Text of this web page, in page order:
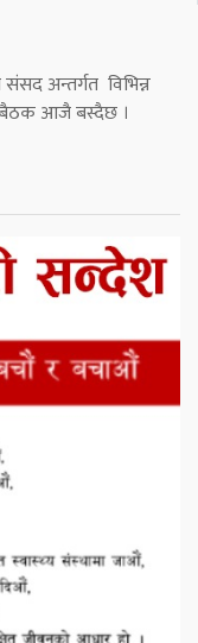
अन्तर्गत विभिन्न
बैठक आजै बस्दैछ ।